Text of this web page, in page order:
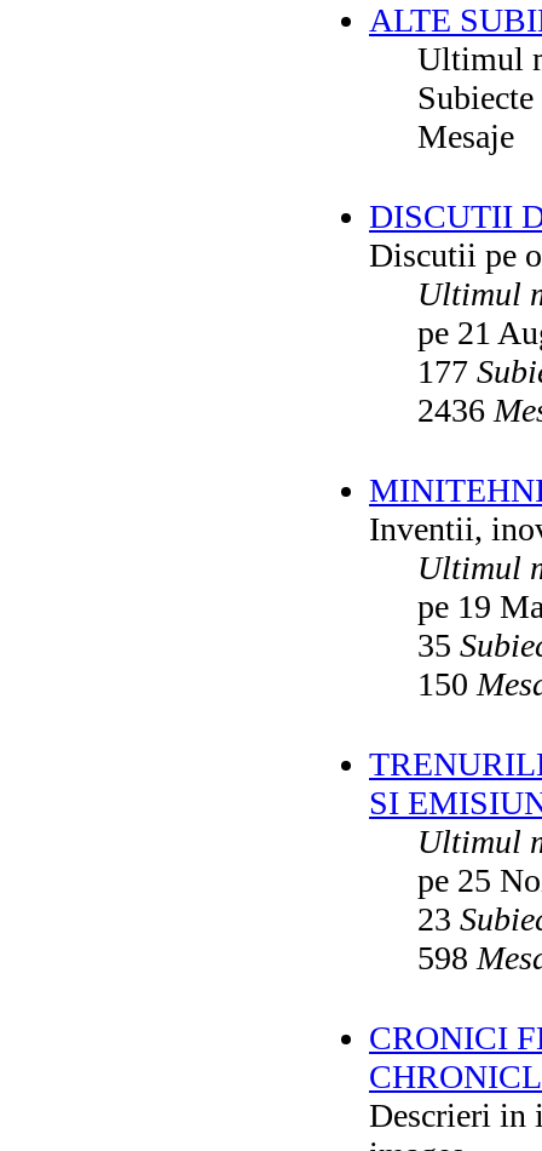
ALTE
Ultimul
Subiecte
Mesaje
DISCUTII
Discutii pe
Ultimul
pe 21
177
2436
Inventii,
Ultimul
pe 19
35
150
SI
Ultimul
pe 25
23
598
CRONICI
Descrieri in